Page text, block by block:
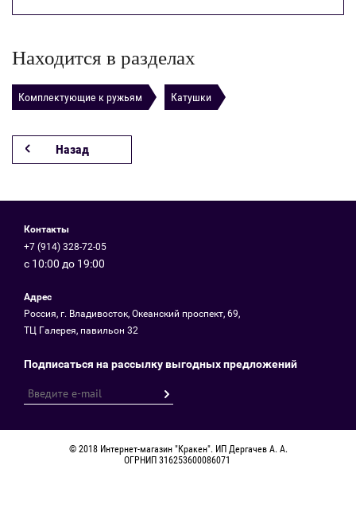
Находится в разделах
Комплектующие к ружьям Катушки
Назад
Контакты
+7 (914) 328-72-05
с 10:00 до 19:00
Адрес
Россия, г. Владивосток, Океанский проспект, 69,
ТЦ Галерея, павильон 32
Подписаться на рассылку выгодных предложений
© 2018 Интернет-магазин "Кракен". ИП Дергачев А. А.
ОГРНИП 316253600086071